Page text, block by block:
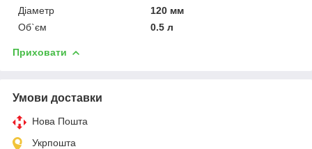
Діаметр
120 мм
Об`єм
0.5 л
Приховати
Умови доставки
Нова Пошта
Укрпошта